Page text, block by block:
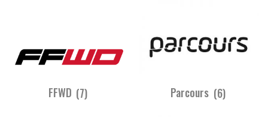
FFWD (7) Parcours (6)